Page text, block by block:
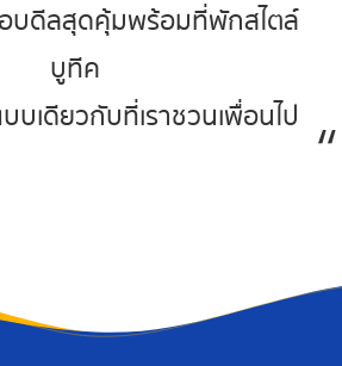
บดีลสุดคุ้มพร้อมที่พักสไตล์
บูทีค
บเดียวกับที่เราชวนเพื่อนไป